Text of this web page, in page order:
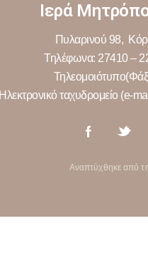
Ιερά
Πυλαρινού 98,
Τηλέφωνα: 27410 –
Ηλεκτρονικό ταχυδρομείο (e-
Αναπτύχθηκε από